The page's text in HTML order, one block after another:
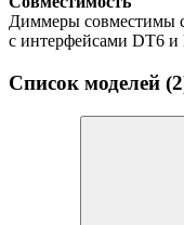
Диммеры совместимы
с интерфейсами DT6 и
Список моделей